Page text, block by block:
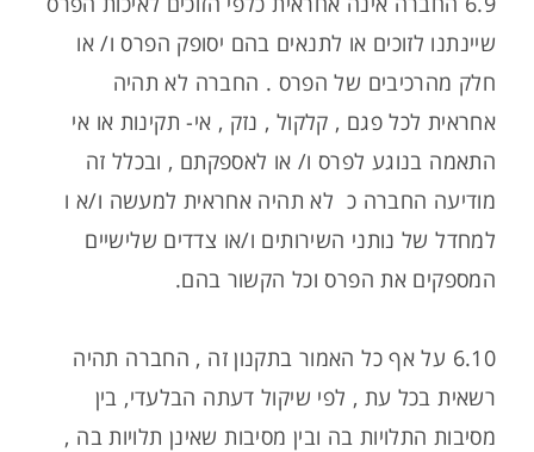
שיינתנו לזוכים או לתנאים בהם יסופק הפרס ו/ או
חלק מהרכיבים של הפרס . החברה לא תהיה
אחראית לכל פגם , קלקול , נזק , אי- תקינות או אי
התאמה בנוגע לפרס ו/ או לאספקתם , ובכלל זה
מודיעה החברה כ לא תהיה אחראית למעשה ו/א ו
למחדל של נותני השירותים ו/או צדדים שלישיים
המספקים את הפרס וכל הקשור בהם.
6.10 על אף כל האמור בתקנון זה , החברה תהיה
רשאית בכל עת , לפי שיקול דעתה הבלעדי, בין
מסיבות התלויות בה ובין מסיבות שאינן תלויות בה ,